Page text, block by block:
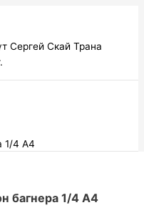
Сергей Скай Трана
1/4 А4
багнера 1/4 А4